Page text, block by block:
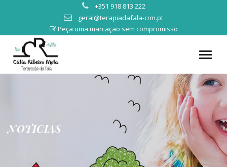
+351 918 813 222
geral@terapiadafala-crm.pt
Peça uma marcação sem compromisso
NOTICIAS